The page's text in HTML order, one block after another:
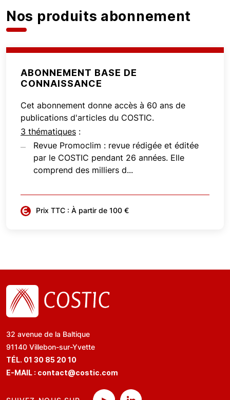
Nos produits abonnement
ABONNEMENT BASE DE
CONNAISSANCE
Cet abonnement donne accès à 60 ans de
publications d'articles du COSTIC.
3 thématiques :
Revue Promoclim : revue rédigée et éditée
par le COSTIC pendant 26 années. Elle
comprend des milliers d...
Prix TTC : À partir de 100 €
32 avenue de la Baltique
91140 Villebon-sur-Yvette
TÉL. 01 30 85 20 10
E-MAIL : contact@costic.com